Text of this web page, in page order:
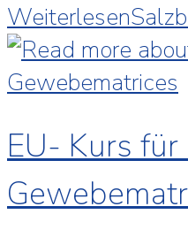
Weiterlesen
EU- Kurs